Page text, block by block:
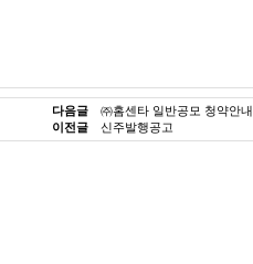
다음글
㈜홈센타 일반공모 청약안내
이전글
신주발행공고